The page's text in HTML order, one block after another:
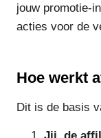
jouw promotie-
acties voor de
Hoe werkt
Dit is de basis